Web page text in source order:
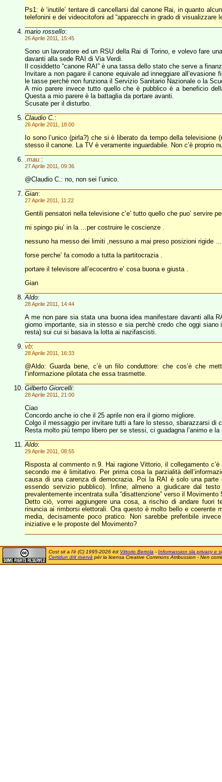
Ps1: è ‘inutile’ tentare di cancellarsi dal canone Rai, in quanto
telefonini e dei videocitofoni ad “apparecchi in grado di
mario rossello:
26 Aprile 2011, 15:45
Sono un lavoratore ed un RSU della Rai di Torino, e volevo fare
davanti alla sede RAI di Via Verdi.
Il cosiddetto “canone RAI” è una tassa dello stato che serve a
Invitare a non pagare il canone equivale ad inneggiare
le tasse perchè non funziona il Servizio Sanitario Nazionale o la
A mio parere invece tutto quello che è pubblico è a beneficio
Questa a mio parere è la battaglia da portare avanti.
Scusate per il disturbo.
Claudio C. :
26 Aprile 2011, 18:00
Io sono l’unico (pirla?) che si è liberato da tempo della
stesso il canone. La TV è veramente inguardabile. Non c’è proprio
.mau. :
27 Aprile 2011, 09:36
@Claudio C.: no, non sei l’unico.
Gian:
27 Aprile 2011, 11:22
Gentili pensatori nella televisione c’e’ tutto quello che puo’ servire
mi spingo piu’ in la …per costruire le coscienze .
nessuno ha messo dei limiti ,nessuno a mai preso posizioni rigide
forse perche’ fa comodo a tutta la partitocrazia .
portare il televisore all’ecocentro e’ cosa buona e giusta .
Gian
Aldo:
28 Aprile 2011, 14:44
A me non pare sia stata una buona idea manifestare davanti alla
giorno importante, sia in stesso e sia perchè credo che oggi
resta) sui cui si basava la lotta ai nazifascisti.
vb:
28 Aprile 2011, 16:33
@Aldo: Guarda bene, c’è un filo conduttore: che cos’è che
l’informazione pilotata che essa trasmette.
Gilberto Giorcelli:
28 Aprile 2011, 21:00
Ciao
Concordo anche io che il 25 aprile non era il giorno migliore.
Colgo il messaggio per invitare tutti a fare lo stesso, sbarazzarsi di
Resta molto più tempo libero per se stessi, ci guadagna l’animo e la
Aldo:
29 Aprile 2011, 08:55
Risposta al commento n.9. Hai ragione Vittorio, il collegamento
secondo me è limitativo. Per prima cosa la parzialità
causa di una carenza di democrazia. Poi la RAI è solo una
essendo servizio pubblico). Infine, almeno a giudicare dal
prevalentemente incentrata sulla “disattenzione” verso il
Detto ciò, vorrei aggiungere una cosa, a rischio di andare fuori
rinuncia ai rimborsi elettorali. Ora questo è molto bello e coerente
media, decisamente poco pratico. Non sarebbe preferibile
iniziative e le proposte del Movimento?
Cost sit a l'è (C) 1995-2026 ëd Vittorio Bertola - Informassion sla privacy e
Certidun drit riservà për la licensa Creative Commons Atribussion - Nen